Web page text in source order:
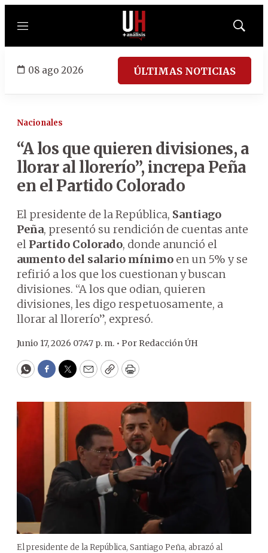
Menú
Mostrar
08 ago 2026 ÚLTIMAS NOTICIAS
Nacionales
“A los que quieren divisiones, a
llorar al llorerío”, increpa Peña
en el Partido Colorado
El presidente de la República, Santiago
Peña, presentó su rendición de cuentas ante
el Partido Colorado, donde anunció el
aumento del salario mínimo en un 5% y se
refirió a los que los cuestionan y buscan
divisiones. “A los que odian, quieren
divisiones, les digo respetuosamente, a
llorar al llorerío”, expresó.
Junio 17, 2026 07:47 p. m. • Por Redacción ÚH
WhatsApp
Facebook
Twitter
EmailCopyPrint
El presidente de la República, Santiago Peña, abrazó al